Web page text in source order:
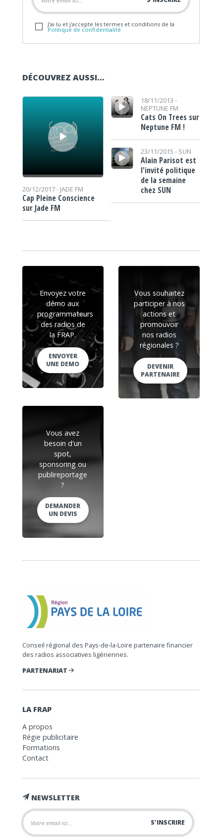
J'ai lu et j'accepte les termes et conditions de la
Politique de confidentialité
DÉCOUVREZ AUSSI…
Lecteur audio
20/12/2017 - JADE FM
Cap Pleine Conscience
sur Jade FM
Lecteur audio18/11/2013 -
NEPTUNE FM
Cats On Trees sur
Neptune FM !
Lecteur audio
23/11/2015 - SUN
Alain Parisot est
l'invité politique
de la semaine
chez SUN
Envoyez votre
démo aux
programmateurs
des radios de
la FRAP.
ENVOYER
UNE DEMO
Vous souhaitez
participer à nos
actions et
promouvoir
nos radios
régionales ?
DEVENIR
PARTENAIRE
Vous avez
besoin d'un
spot,
sponsoring ou
publireportage
?
DEMANDER
UN DEVIS
Conseil régional des Pays-de-la-Loire partenaire financier
des radios associatives ligériennes.
PARTENARIAT
LA FRAP
A propos
Régie publicitaire
Formations
Contact
NEWSLETTER